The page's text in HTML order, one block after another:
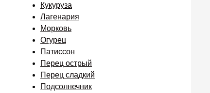
Кукуруза
Лагенария
Морковь
Огурец
Патиссон
Перец острый
Перец сладкий
Подсолнечник